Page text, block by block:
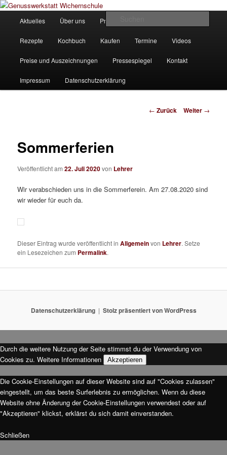
Zum
wechseln
Genusswerkstatt Wichernschule
Unsere Homepage
Aktuelles Über uns Produkte
Rezepte Kochbuch Kaufen Termine Videos
Preise und Auszeichnungen Pressespiegel Kontakt
Impressum Datenschutzerklärung
Beitrags-
← Zurück Weiter →
Sommerferien
Veröffentlicht am22. Juli 2020von Lehrer
Wir verabschieden uns in die Sommerferein. Am 27.08.2020 sind
wir wieder für euch da.
Dieser Eintrag wurde veröffentlicht inAllgemeinvon Lehrer. Setze
ein Lesezeichen zum Permalink.
Datenschutzerklärung Stolz präsentiert von WordPress
Durch die weitere Nutzung der Seite stimmst du der Verwendung von
Cookies zu. Weitere Informationen Akzeptieren
Die Cookie-Einstellungen auf dieser Website sind auf "Cookies zulassen"
eingestellt, um das beste Surferlebnis zu ermöglichen. Wenn du diese
Website ohne Änderung der Cookie-Einstellungen verwendest oder auf
"Akzeptieren" klickst, erklärst du sich damit einverstanden.
Schließen